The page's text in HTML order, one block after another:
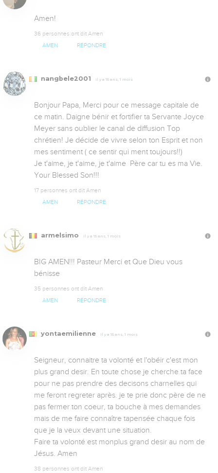
Amen!
36 personnes ont dit Amen
AMEN RÉPONDRE
nangbele2001 Il y a 15 ans, 1 mois
Bonjour Papa, Merci pour ce message capitale de
ce matin. Daigne bénir et fortifier ta Servante Joyce
Meyer sans oublier le canal de diffusion Top
chrétien! Je décide de vivre selon ton Esprit et non
mes sentiment ( ce sentir qui ment toujours!!)
Je t'aime, je t'aime, je t'aime  Père car tu es ma Vie.
Your Blessed Son!!!
17 personnes ont dit Amen
AMEN RÉPONDRE
armelsimo Il y a 15 ans, 1 mois
BIG AMEN!!! Pasteur Merci et Que Dieu vous
bénisse
35 personnes ont dit Amen
AMEN RÉPONDRE
yontaemilienne Il y a 15 ans, 1 mois
Seigneur, connaitre ta volonté et l'obéir c'est mon
plus grand desir. En toute chose je cherche ta face
pour ne pas prendre des decisons charnelles qui
me feront regreter après. je te prie donc père de ne
pas fermer ton coeur, ta bouche à mes demandes
mais de me faire connaître tapensée chaque fois
que je la veux devant une situation.
Faire ta volonté est monplus grand desir au nom de
Jésus. Amen
38 personnes ont dit Amen